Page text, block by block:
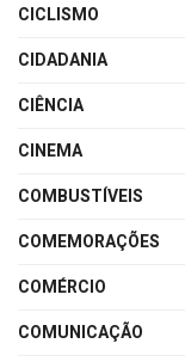
CICLISMO
CIDADANIA
CIÊNCIA
CINEMA
COMBUSTÍVEIS
COMEMORAÇÕES
COMÉRCIO
COMUNICAÇÃO